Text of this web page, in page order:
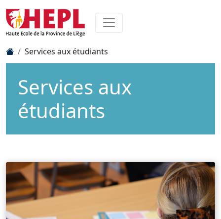
Services aux étudiants
Services aux
étudiants